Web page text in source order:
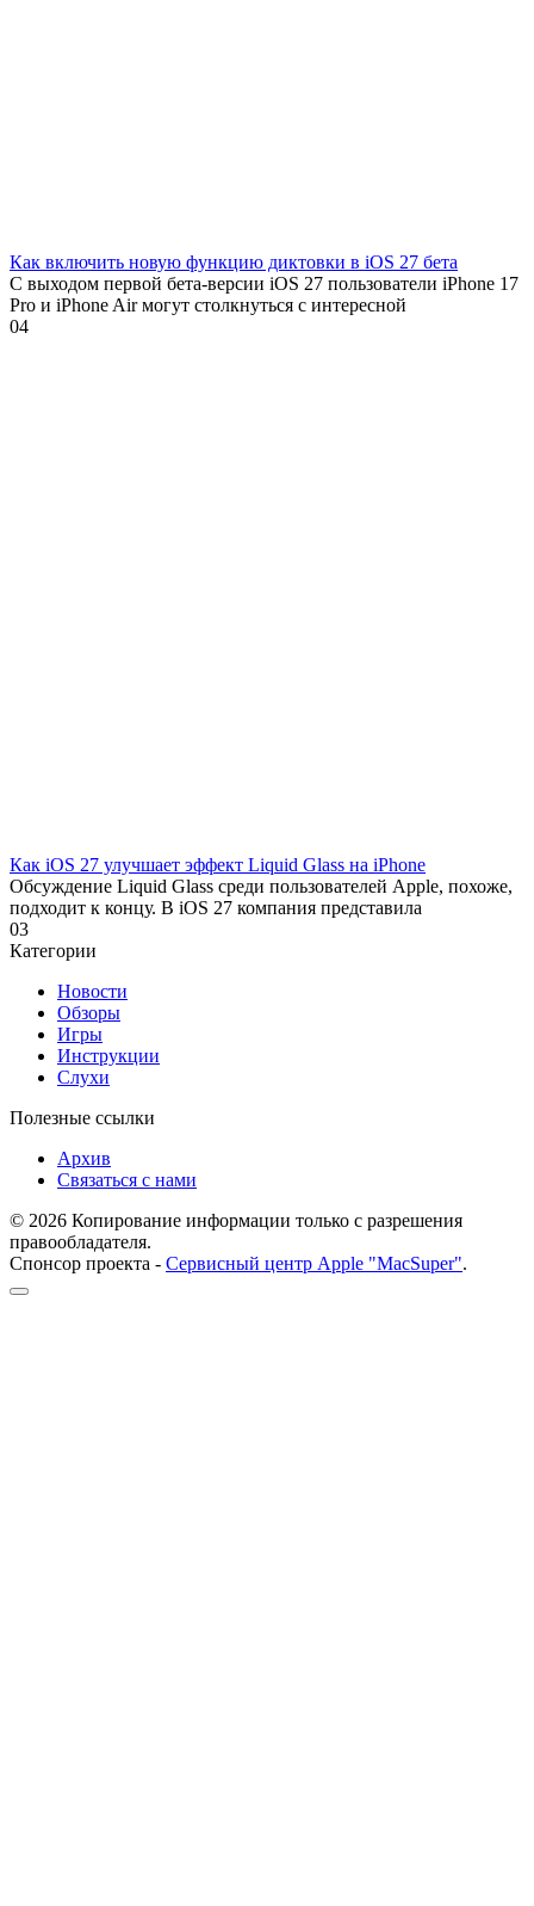
Как включить новую функцию диктовки в iOS 27 бета
С выходом первой бета-версии iOS 27 пользователи iPhone 17
Pro и iPhone Air могут столкнуться с интересной
04
Как iOS 27 улучшает эффект Liquid Glass на iPhone
Обсуждение Liquid Glass среди пользователей Apple, похоже,
подходит к концу. В iOS 27 компания представила
03
Категории
Новости
Обзоры
Игры
Инструкции
Слухи
Полезные ссылки
Архив
Связаться с нами
© 2026 Копирование информации только с разрешения
правообладателя.
Спонсор проекта - Сервисный центр Apple "MacSuper".